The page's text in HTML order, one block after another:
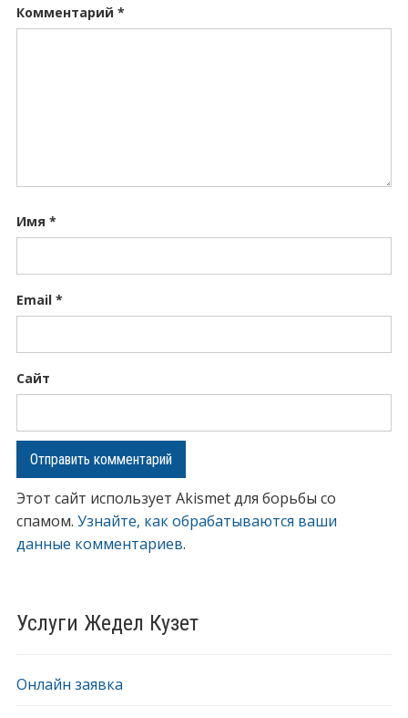
Услуги Жедел Кузет
Онлайн заявка
Комментарий *
Имя *
Email *
Сайт
Этот сайт использует Akismet для борьбы со
спамом. Узнайте, как обрабатываются ваши
данные комментариев.